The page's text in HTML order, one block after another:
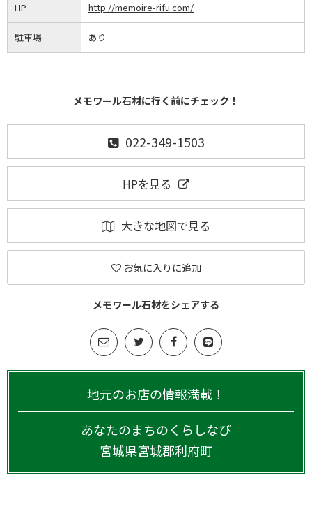
HP http://memoire-rifu.com/
駐車場 あり
メモワール石材に行く前にチェック！
022-349-1503
HPを見る
大きな地図で見る
お気に入りに追加
メモワール石材をシェアする
地元のお店の情報満載！
あなたのまちのくらしなび
宮城県宮城郡利府町